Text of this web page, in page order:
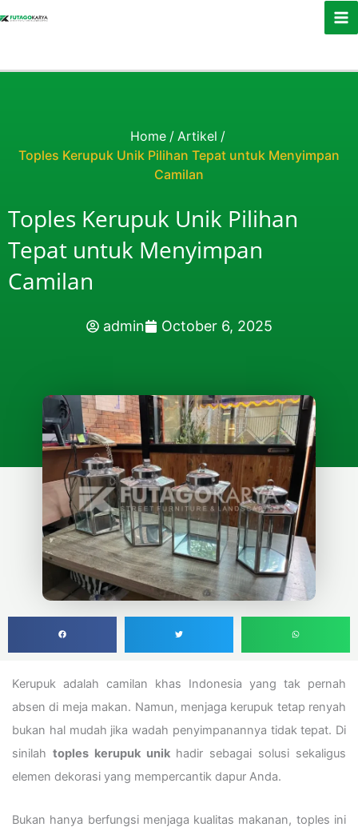
Home / Artikel /
Toples Kerupuk Unik Pilihan Tepat untuk Menyimpan
Camilan
Toples Kerupuk Unik Pilihan
Tepat untuk Menyimpan
Camilan
admin October 6, 2025
Kerupuk adalah camilan khas Indonesia yang tak pernah
absen di meja makan. Namun, menjaga kerupuk tetap renyah
bukan hal mudah jika wadah penyimpanannya tidak tepat. Di
sinilah toples kerupuk unikhadir sebagai solusi sekaligus
elemen dekorasi yang mempercantik dapur Anda.
Bukan hanya berfungsi menjaga kualitas makanan, toples ini